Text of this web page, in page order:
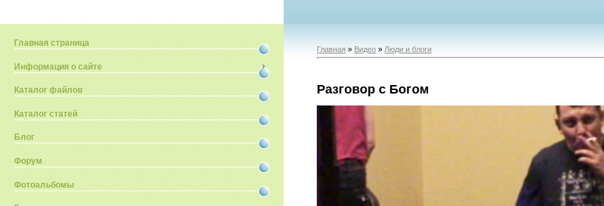
Главная страница
Информация о сайте
Каталог файлов
Каталог статей
Блог
Форум
Фотоальбомы
Главная » Видео » Люди и блоги
Разговор с Богом